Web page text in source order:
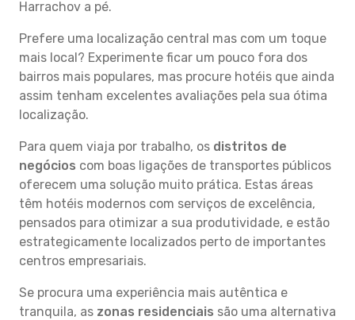
Harrachov a pé.
Prefere uma localização central mas com um toque
mais local? Experimente ficar um pouco fora dos
bairros mais populares, mas procure hotéis que ainda
assim tenham excelentes avaliações pela sua ótima
localização.
Para quem viaja por trabalho, os distritos de
negócios com boas ligações de transportes públicos
oferecem uma solução muito prática. Estas áreas
têm hotéis modernos com serviços de excelência,
pensados para otimizar a sua produtividade, e estão
estrategicamente localizados perto de importantes
centros empresariais.
Se procura uma experiência mais autêntica e
tranquila, as zonas residenciais são uma alternativa